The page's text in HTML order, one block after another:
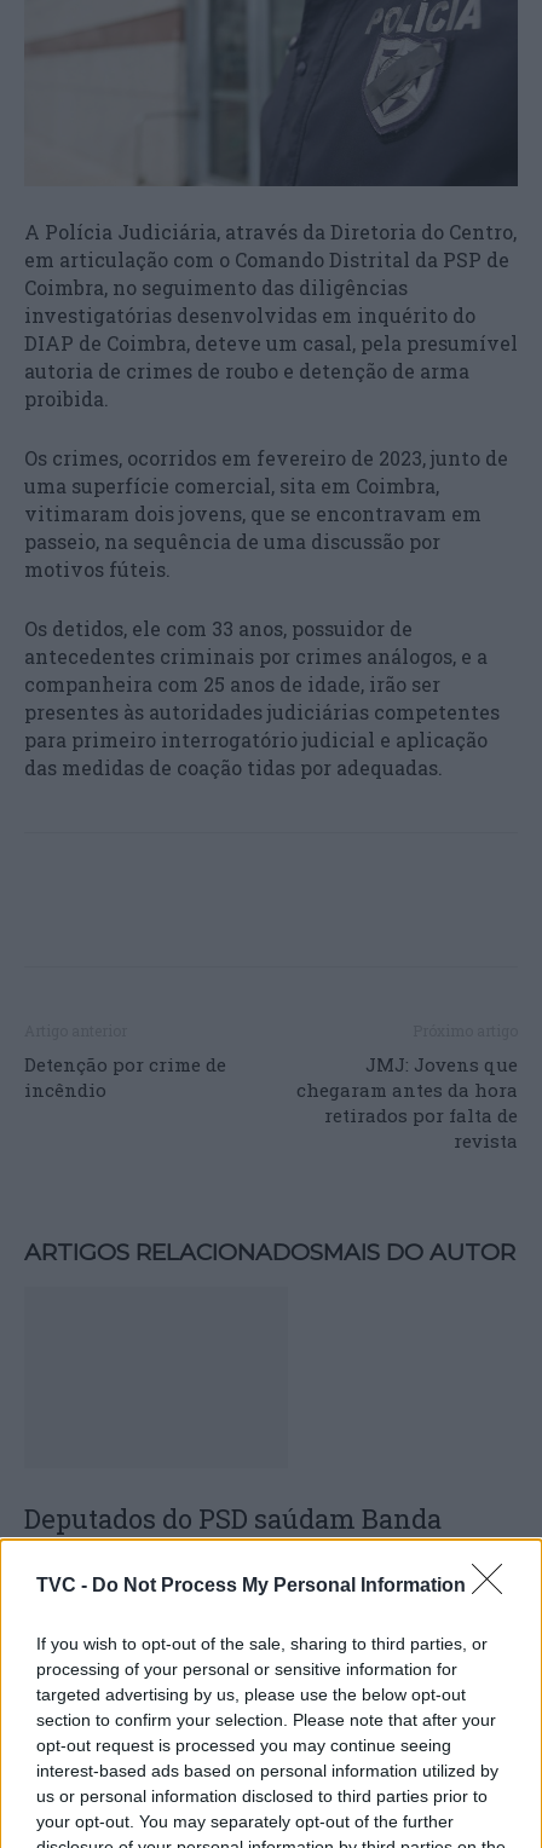
TVC - Do Not Process My Personal Information
If you wish to opt-out of the sale, sharing to third parties, or
processing of your personal or sensitive information for
targeted advertising by us, please use the below opt-out
section to confirm your selection. Please note that after your
opt-out request is processed you may continue seeing
interest-based ads based on personal information utilized by
us or personal information disclosed to third parties prior to
your opt-out. You may separately opt-out of the further
A Polícia Judiciária, através da Diretoria do Centro,
em articulação com o Comando Distrital da PSP de
Coimbra, no seguimento das diligências
investigatórias desenvolvidas em inquérito do
DIAP de Coimbra, deteve um casal, pela presumível
autoria de crimes de roubo e detenção de arma
proibida.
Os crimes, ocorridos em fevereiro de 2023, junto de
uma superfície comercial, sita em Coimbra,
vitimaram dois jovens, que se encontravam em
passeio, na sequência de uma discussão por
motivos fúteis.
Os detidos, ele com 33 anos, possuidor de
antecedentes criminais por crimes análogos, e a
companheira com 25 anos de idade, irão ser
presentes às autoridades judiciárias competentes
para primeiro interrogatório judicial e aplicação
das medidas de coação tidas por adequadas.
Detenção por crime de
incêndio
JMJ: Jovens que
chegaram antes da hora
retirados por falta de
revista
ARTIGOS RELACIONADOSMAIS DO AUTOR
Deputados do PSD saúdam Banda
Sinfónica da ARMAB pelo 1º lugar no
certame internacional de Valência